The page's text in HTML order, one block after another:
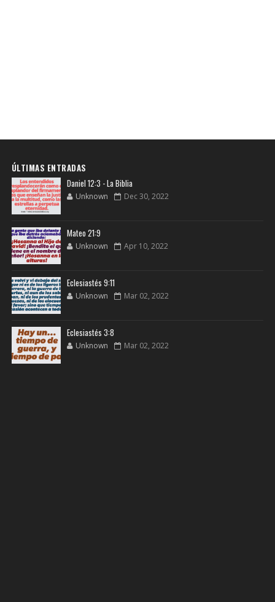
ÚLTIMAS ENTRADAS
Daniel 12:3 - La Biblia
Unknown Dec 30, 2022
Mateo 21:9
Unknown Apr 10, 2022
Eclesiastés 9:11
Unknown Mar 02, 2022
Eclesiastés 3:8
Unknown Mar 02, 2022